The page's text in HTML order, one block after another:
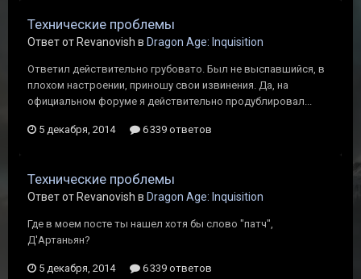
Технические проблемы
Ответ от Revanovish в Dragon Age: Inquisition
Ответил действительно грубовато. Был не выспавшийся, в
плохом настроении, приношу свои извинения. Да, на
официальном форуме я действительно продублировал...
5 декабря, 2014 6 339 ответов
Технические проблемы
Ответ от Revanovish в Dragon Age: Inquisition
Где в моем посте ты нашел хотя бы слово "патч",
Д'Артаньян?
5 декабря, 2014 6 339 ответов